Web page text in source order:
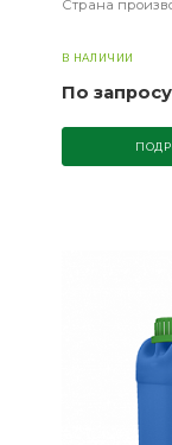
Страна
В НАЛИЧИИ
По запросу